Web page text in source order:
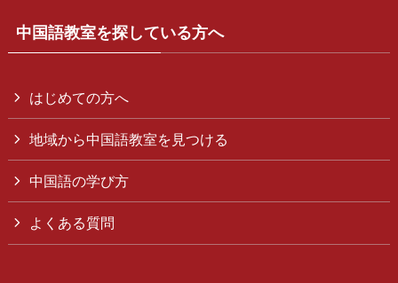
中国語教室を探している方へ
はじめての方へ
地域から中国語教室を見つける
中国語の学び方
よくある質問